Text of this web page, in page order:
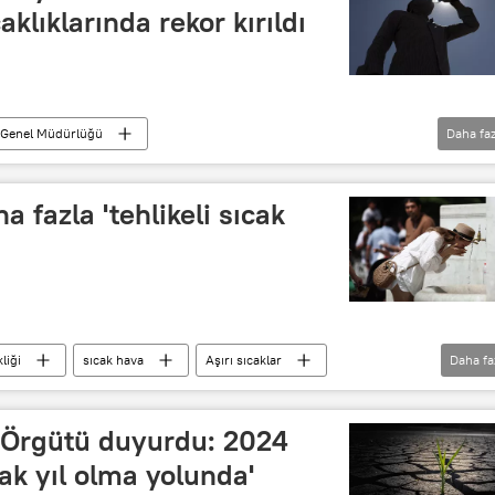
rekor kırıldı
Müdürlüğü
iklim değişikliği
Hava sıcaklığı
Daha
fazla 'tehlikeli sıcak
sıcak hava
Aşırı sıcaklar
Daha
duyurdu: 2024
yıl olma yolunda'